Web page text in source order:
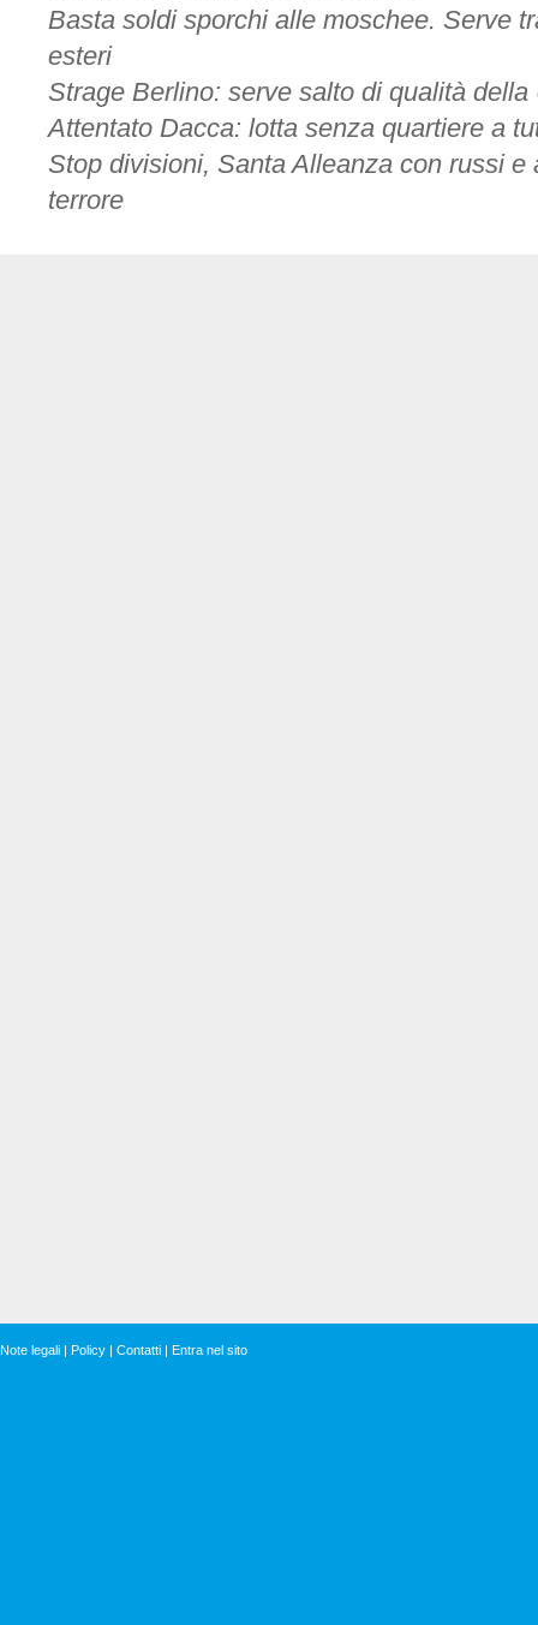
Basta soldi sporchi alle moschee. Serve
esteri
Strage Berlino: serve salto di qualità
Attentato Dacca: lotta senza quartiere a
Stop divisioni, Santa Alleanza con russi e
terrore
Note legali Policy Contatti Entra nel sito